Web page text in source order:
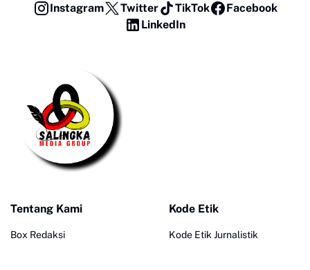
Instagram Twitter TikTok
Facebook
LinkedIn
Tentang Kami
Box Redaksi
Kode Etik
Kode Etik Jurnalistik